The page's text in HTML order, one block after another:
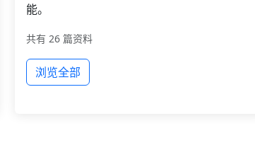
能。
共有 26 篇资料
浏览全部